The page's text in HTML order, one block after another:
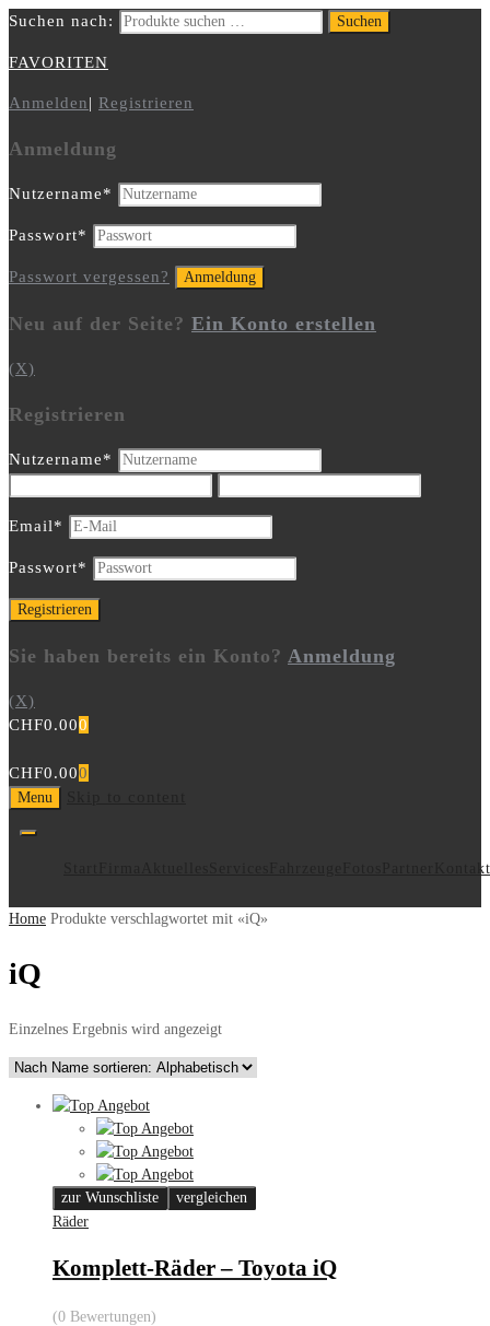
Suchen nach: Suchen
FAVORITEN
Anmelden| Registrieren
Anmeldung
Nutzername*
Passwort*
Passwort vergessen?
Neu auf der Seite? Ein Konto erstellen
(X)
Registrieren
Nutzername*
Email*
Passwort*
Sie haben bereits ein Konto? Anmeldung
(X)
CHF0.000
CHF0.000
Menu
Kontakt
Home Produkte verschlagwortet mit «iQ»
iQ
Einzelnes Ergebnis wird angezeigt
zur Wunschliste
vergleichen
Räder
Komplett-Räder – Toyota iQ
(0 Bewertungen)